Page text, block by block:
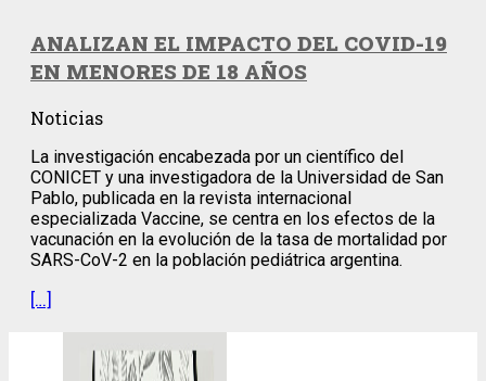
ANALIZAN EL IMPACTO DEL COVID-19
EN MENORES DE 18 AÑOS
Noticias
La investigación encabezada por un científico del
CONICET y una investigadora de la Universidad de San
Pablo, publicada en la revista internacional
especializada Vaccine, se centra en los efectos de la
vacunación en la evolución de la tasa de mortalidad por
SARS-CoV-2 en la población pediátrica argentina.
[…]